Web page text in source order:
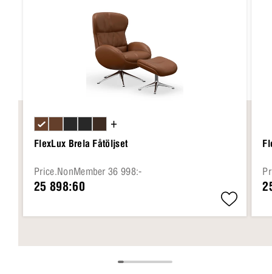
FlexLux Brela Fåtöljset
Price.NonMember 36 998:-
25 898:60
+